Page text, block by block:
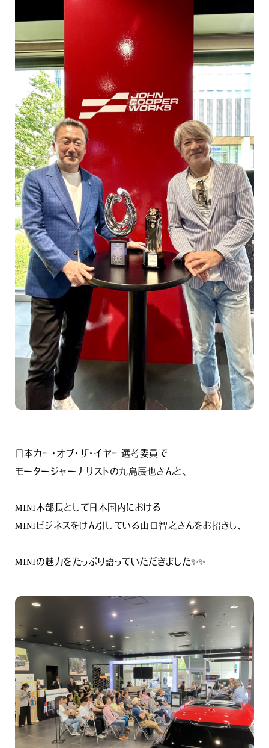
日本カー・オブ・ザ・イヤー選考委員で
モータージャーナリストの九島辰也さんと、
MINI本部長として日本国内における
MINIビジネスをけん引している山口智之さんをお招きし、
MINIの魅力をたっぷり語っていただきました✨✨